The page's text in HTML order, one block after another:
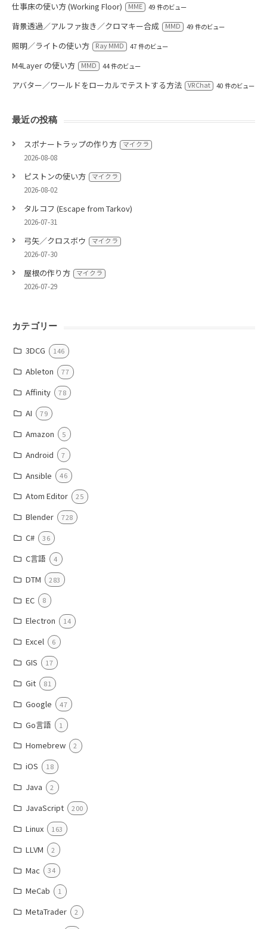
仕事床の使い方 (Working Floor) MME 49 件のビュー
背景透過／アルファ抜き／クロマキー合成 MMD 49 件のビュー
照明／ライトの使い方 Ray MMD 47 件のビュー
M4Layer の使い方 MMD 44 件のビュー
アバター／ワールドをローカルでテストする方法 VRChat 40 件のビュー
最近の投稿
スポナートラップの作り方 マイクラ
2026-08-08
ピストンの使い方 マイクラ
2026-08-02
タルコフ (Escape from Tarkov)
2026-07-31
弓矢／クロスボウ マイクラ
2026-07-30
屋根の作り方 マイクラ
2026-07-29
カテゴリー
3DCG 146
Ableton 77
Affinity 78
AI 79
Amazon 5
Android 7
Ansible 46
Atom Editor 25
Blender 728
C# 36
C言語 4
DTM 283
EC 8
Electron 14
Excel 6
GIS 17
Git 81
Google 47
Go言語 1
Homebrew 2
iOS 18
Java 2
JavaScript 200
Linux 163
LLVM 2
Mac 34
MeCab 1
MetaTrader 2